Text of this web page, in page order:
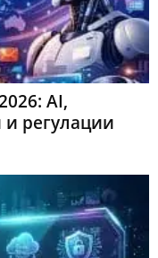
AI,
регулации